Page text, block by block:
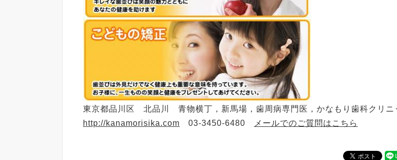
東京都品川区 北品川 青物横丁，新馬場，歯周病専門医，かなもり歯科クリニ
http://kanamorisika.com 03-3450-6480 メールでのご質問はこちら